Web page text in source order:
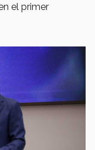
el primer